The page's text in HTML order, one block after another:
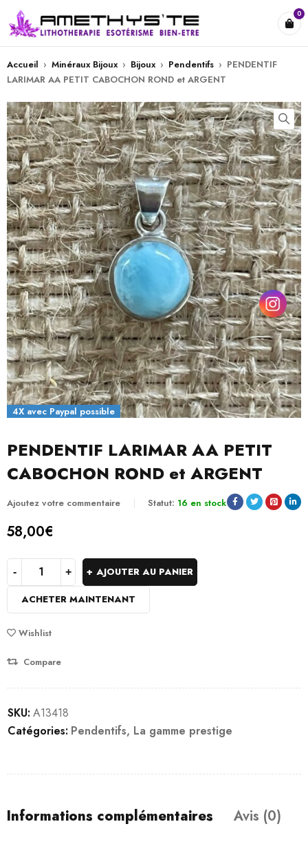
0
Accueil › Minéraux Bijoux › Bijoux › Pendentifs › PENDENTIF
LARIMAR AA PETIT CABOCHON ROND et ARGENT
4X avec Paypal possible
PENDENTIF LARIMAR AA PETIT
CABOCHON ROND et ARGENT
Ajoutez votre commentaire Statut: 16 en stock
58,00€
AJOUTER AU PANIER
ACHETER MAINTENANT
Wishlist
Compare
SKU: A13418
Catégories: Pendentifs, La gamme prestige
Informations complémentaires Avis (0)